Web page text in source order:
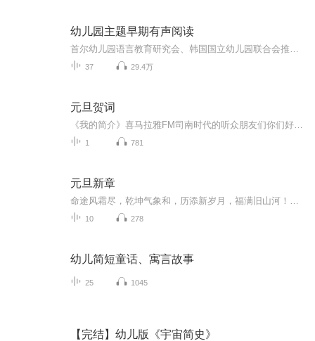
幼儿园主题早期有声阅读
37 29.4万
元旦贺词
1 781
元旦新章
10 278
幼儿简短童话、寓言故事
25 1045
【完结】幼儿版《宇宙简史》